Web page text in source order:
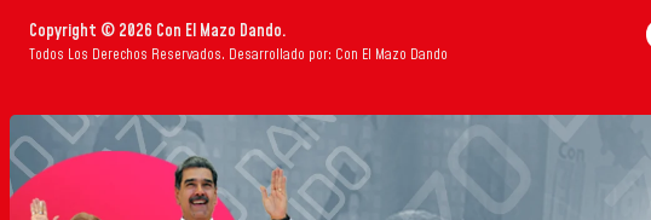
Copyright © 2026 Con El Mazo Dando.
Todos Los Derechos Reservados. Desarrollado por: Con El Mazo Dando